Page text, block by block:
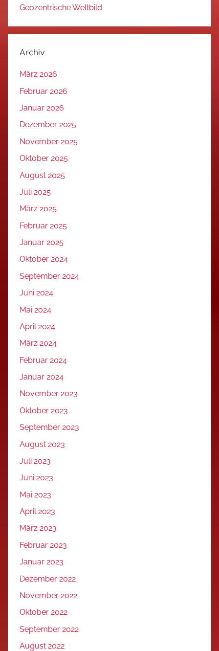
Geozentrische Weltbild
Archiv
März 2026
Februar 2026
Januar 2026
Dezember 2025
November 2025
Oktober 2025
August 2025
Juli 2025
März 2025
Februar 2025
Januar 2025
Oktober 2024
September 2024
Juni 2024
Mai 2024
April 2024
März 2024
Februar 2024
Januar 2024
November 2023
Oktober 2023
September 2023
August 2023
Juli 2023
Juni 2023
Mai 2023
April 2023
März 2023
Februar 2023
Januar 2023
Dezember 2022
November 2022
Oktober 2022
September 2022
August 2022